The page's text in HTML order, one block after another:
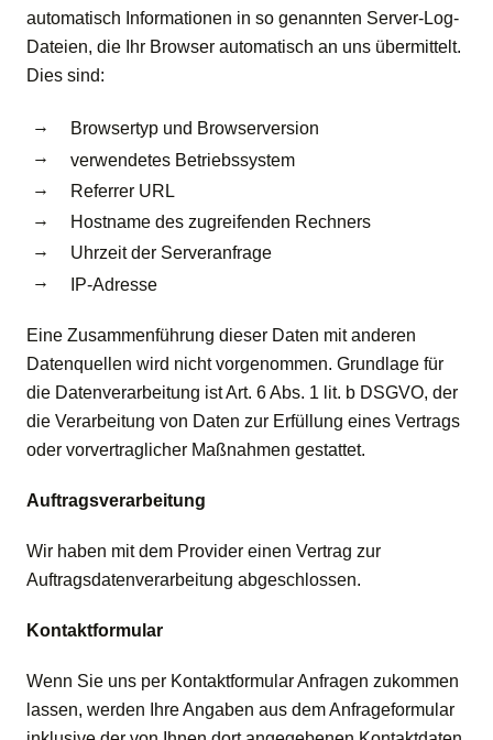
automatisch Informationen in so genannten Server-Log-
Dateien, die Ihr Browser automatisch an uns übermittelt.
Dies sind:
Browsertyp und Browserversion
verwendetes Betriebssystem
Referrer URL
Hostname des zugreifenden Rechners
Uhrzeit der Serveranfrage
IP-Adresse
Eine Zusammenführung dieser Daten mit anderen
Datenquellen wird nicht vorgenommen. Grundlage für
die Datenverarbeitung ist Art. 6 Abs. 1 lit. b DSGVO, der
die Verarbeitung von Daten zur Erfüllung eines Vertrags
oder vorvertraglicher Maßnahmen gestattet.
Auftragsverarbeitung
Wir haben mit dem Provider einen Vertrag zur
Auftragsdatenverarbeitung abgeschlossen.
Kontaktformular
Wenn Sie uns per Kontaktformular Anfragen zukommen
lassen, werden Ihre Angaben aus dem Anfrageformular